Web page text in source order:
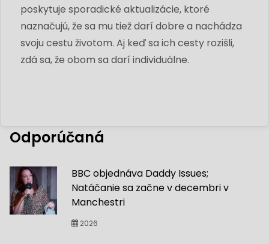
poskytuje sporadické aktualizácie, ktoré
naznačujú, že sa mu tiež darí dobre a nachádza
svoju cestu životom. Aj keď sa ich cesty rozišli,
zdá sa, že obom sa darí individuálne.
Odporúčaná
BBC objednáva Daddy Issues;
Natáčanie sa začne v decembri v
Manchestri
2026